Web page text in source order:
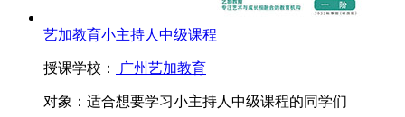
艺加教育小主持人中级课程
授课学校： 广州艺加教育
对象： 适合想要学习小主持人中级课程的同学们